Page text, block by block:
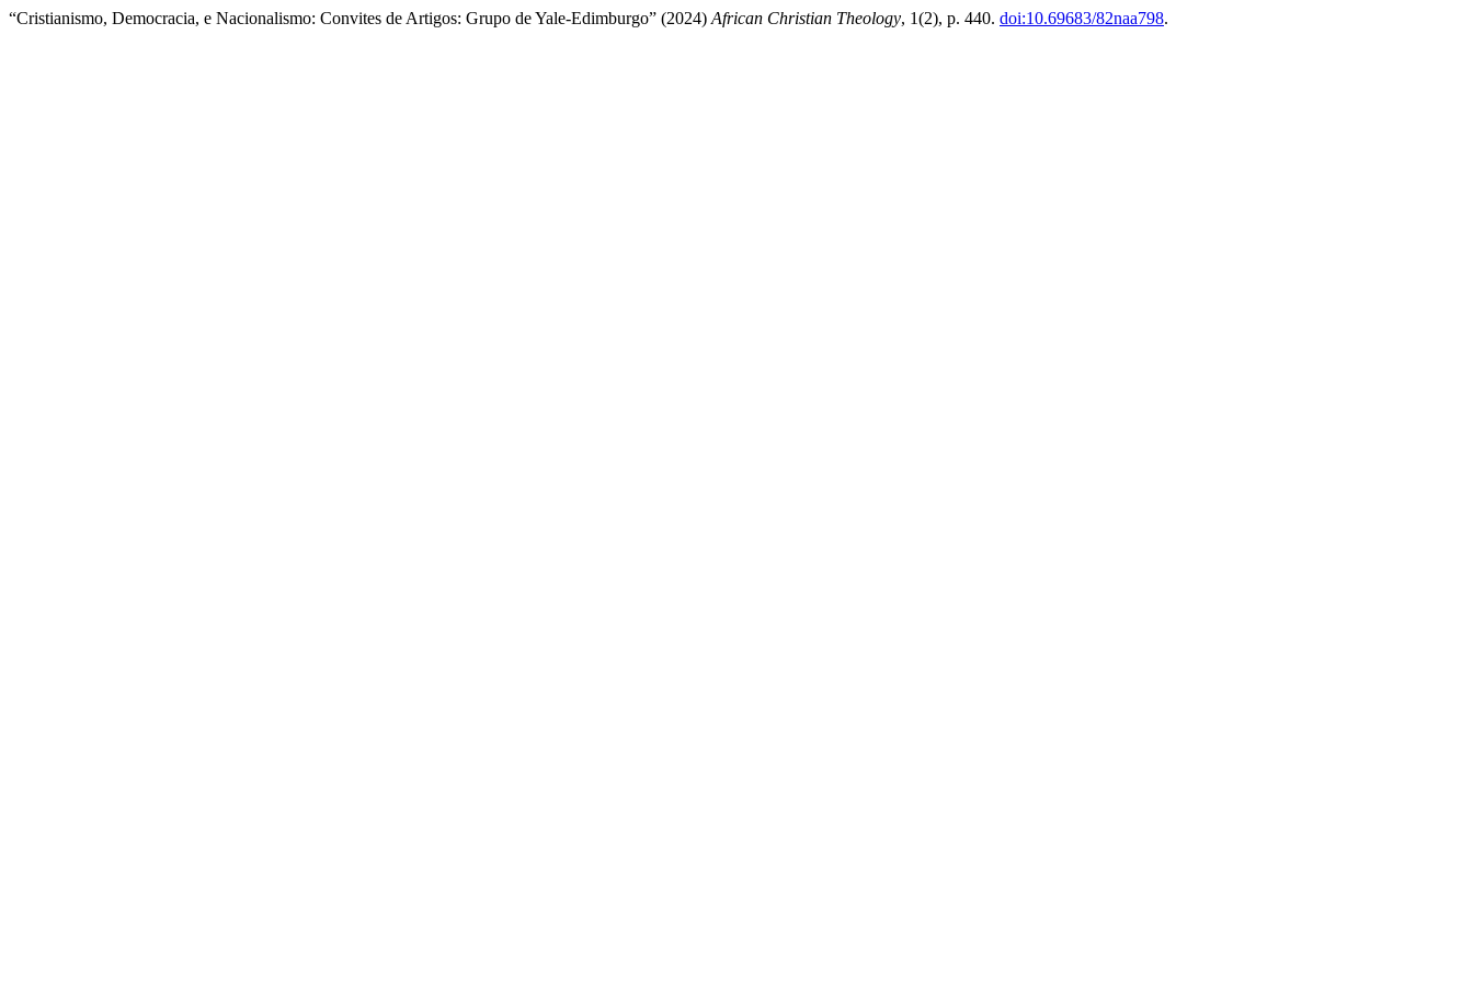
“Cristianismo, Democracia, e Nacionalismo: Convites de Artigos: Grupo de Yale-Edimburgo” (2024) African Christian Theology, 1(2), p. 440. doi:10.69683/82naa798.